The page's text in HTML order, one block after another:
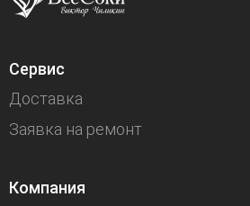
Сервис
Доставка
Заявка на ремонт
Компания